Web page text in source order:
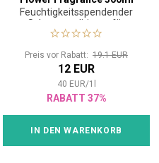
Feuchtigkeitsspendender
Schutzconditioner für
coloriertes Haar mit
Preis vor Rabatt: 19.1 EUR
12 EUR
40 EUR/1
RABATT 37%
IN DEN WARENKORB